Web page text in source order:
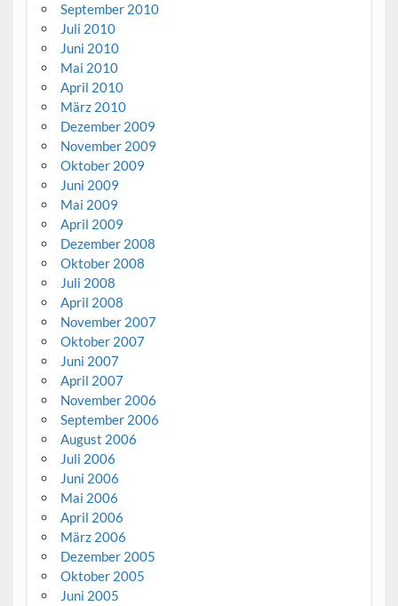
September 2010
Juli 2010
Juni 2010
Mai 2010
April 2010
März 2010
Dezember 2009
November 2009
Oktober 2009
Juni 2009
Mai 2009
April 2009
Dezember 2008
Oktober 2008
Juli 2008
April 2008
November 2007
Oktober 2007
Juni 2007
April 2007
November 2006
September 2006
August 2006
Juli 2006
Juni 2006
Mai 2006
April 2006
März 2006
Dezember 2005
Oktober 2005
Juni 2005